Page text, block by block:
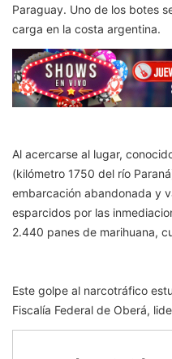
Paraguay. Uno de los botes
carga en la costa argentina.
Al acercarse al lugar,
(kilómetro 1750 del río
embarcación abandonada y
esparcidos por las
2.440 panes de marihuana,
Este golpe al narcotráfico
Fiscalía Federal de Oberá,